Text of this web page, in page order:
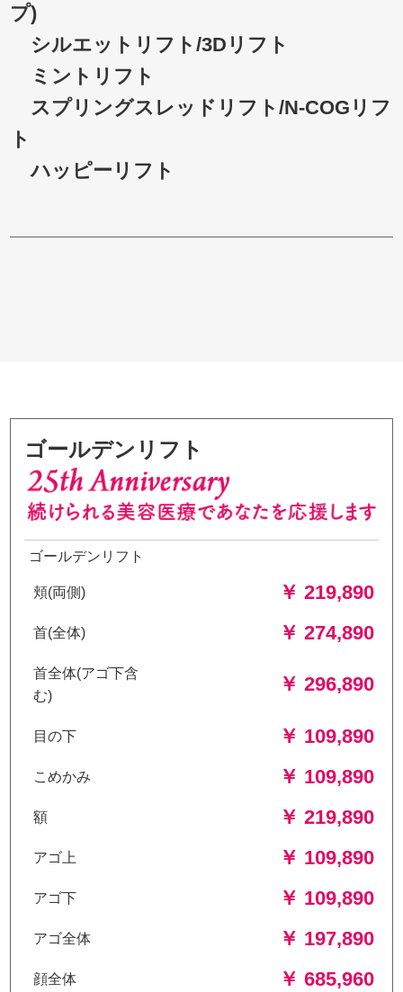
プ)
シルエットリフト/3Dリフト
ミントリフト
スプリングスレッドリフト/N-COGリフ
ト
ハッピーリフト
ゴールデンリフト
ゴールデンリフト
頬(両側) ￥ 219,890
首(全体) ￥ 274,890
首全体(アゴ下含
む)
￥ 296,890
目の下 ￥ 109,890
こめかみ ￥ 109,890
額 ￥ 219,890
アゴ上 ￥ 109,890
アゴ下 ￥ 109,890
アゴ全体 ￥ 197,890
顔全体 ￥ 685,960